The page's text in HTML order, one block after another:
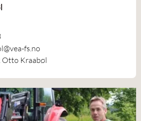
fs.no
Otto Kraabøl